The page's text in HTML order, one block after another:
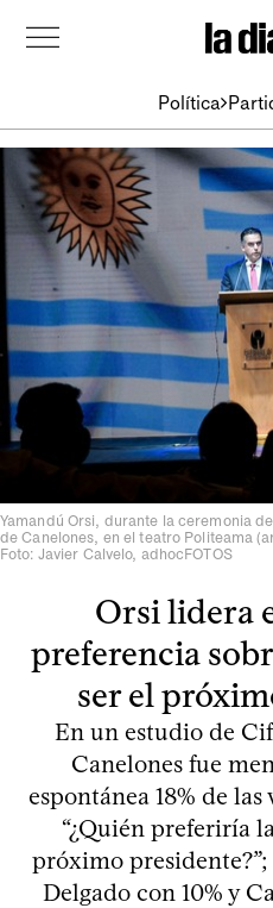
Política
Yamandú Orsi, durante la ceremonia
de Canelones, en el teatro Politeama
Foto: Javier Calvelo, adhocFOTOS
Orsi lidera
preferencia
ser el
En un estudio de
Canelones fue
espontánea 18% de
“¿Quién preferiría
próximo
Delgado con 10% y